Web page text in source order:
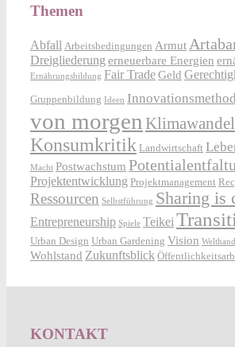
Themen
Abfall Arbeitsbedingungen Armut
Dreigliederung erneuerbare Energien
Ernährungsbildung Fair TradeGeld
Gruppenbildung Ideen
von morgen Klimawandel
Konsumkritik Landwirtschaft
Macht Postwachstum
Projektentwicklung Projektmanagement
Ressourcen Selbstführung Sharing is
Entrepreneurship Spiele Teikei
Urban Design Urban Gardening Vision
Wohlstand Zukunftsblick
KONTAKT